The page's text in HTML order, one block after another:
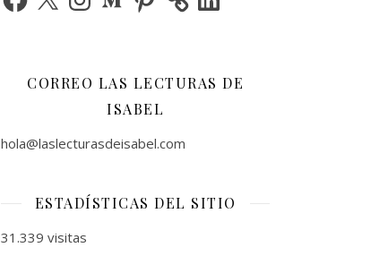
CORREO LAS LECTURAS DE
ISABEL
hola@laslecturasdeisabel.com
ESTADÍSTICAS DEL SITIO
31.339 visitas